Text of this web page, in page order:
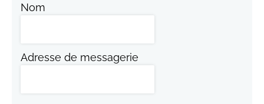
Nom
Adresse de messagerie